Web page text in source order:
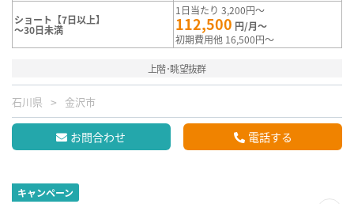
ショート【7日以上】
～30日未満
1日当たり 3,200円～
112,500 円/月～
初期費用他 16,500円～
上階･眺望抜群
石川県 金沢市
お問合わせ 電話する
キャンペーン